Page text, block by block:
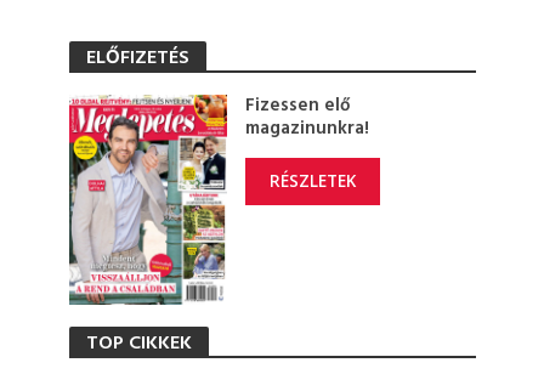
ELŐFIZETÉS
Fizessen elő
magazinunkra!
RÉSZLETEK
TOP CIKKEK